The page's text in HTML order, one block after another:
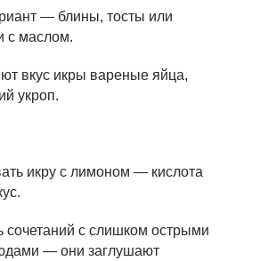
— блины, тосты или
с маслом.
вкус икры вареные яйца,
укроп.
икру с лимоном — кислота
сочетаний с слишком острыми
— они заглушают